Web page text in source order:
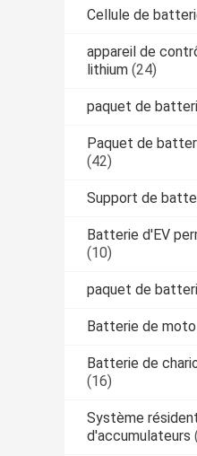
Cellule de
appareil de
lithium (24)
paquet de
Paquet de
(42)
Support de
Batterie d'EV
(10)
paquet de
Batterie de
Batterie de
(16)
Système
d'accumulateurs